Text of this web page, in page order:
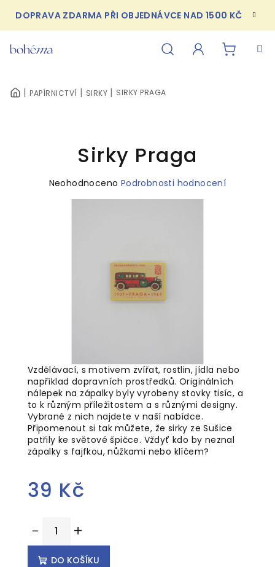
obsah
DOPRAVA ZDARMA PŘI OBJEDNÁVCE NAD 1500 KČ
DOMŮPAPÍRNICTVÍ SIRKY SIRKY PRAGA
Vzdělávací, s motivem zvířat, rostlin, jídla nebo
například dopravních prostředků. Originálních
nálepek na zápalky byly vyrobeny stovky tisíc, a
to k různým příležitostem a s různými designy.
Vybrané z nich najdete v naší nabídce.
Připomenout si tak můžete, že sirky ze Sušice
patřily ke světové špičce. Vždyť kdo by neznal
zápalky s fajfkou, nůžkami nebo klíčem?
39 Kč
cena:
+
−
DO KOŠÍKU
Sirky Praga
Průměrné
Neohodnoceno Podrobnosti hodnocení